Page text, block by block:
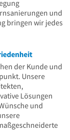
und
bringen wir jedes
der Kunde und
Unsere
Lösungen
und